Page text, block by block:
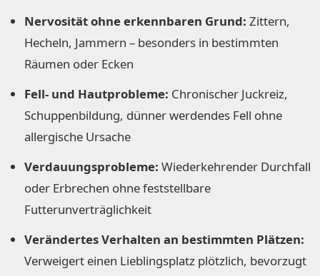
Nervosität ohne erkennbaren Grund: Zittern,
Hecheln, Jammern – besonders in bestimmten
Räumen oder Ecken
Fell- und Hautprobleme: Chronischer Juckreiz,
Schuppenbildung, dünner werdendes Fell ohne
allergische Ursache
Verdauungsprobleme: Wiederkehrender Durchfall
oder Erbrechen ohne feststellbare
Futterunverträglichkeit
Verändertes Verhalten an bestimmten Plätzen:
Verweigert einen Lieblingsplatz plötzlich, bevorzugt